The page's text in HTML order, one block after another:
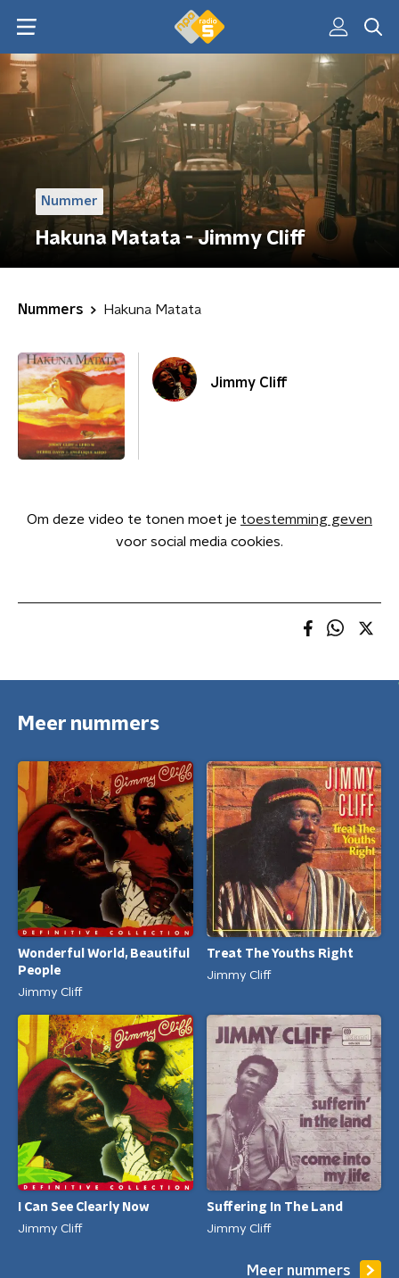
Nummer
Hakuna Matata - Jimmy Cliff
Nummers Hakuna Matata
Jimmy Cliff
Om deze video te tonen moet je toestemming geven
voor social media cookies.
Meer nummers
Wonderful World, Beautiful
People
Jimmy Cliff
Treat The Youths Right
Jimmy Cliff
I Can See Clearly Now
Jimmy Cliff
Suffering In The Land
Jimmy Cliff
Meer nummers